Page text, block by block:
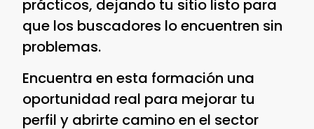
prácticos, dejando tu sitio listo para
que los buscadores lo encuentren sin
problemas.
Encuentra en esta formación una
oportunidad real para mejorar tu
perfil y abrirte camino en el sector